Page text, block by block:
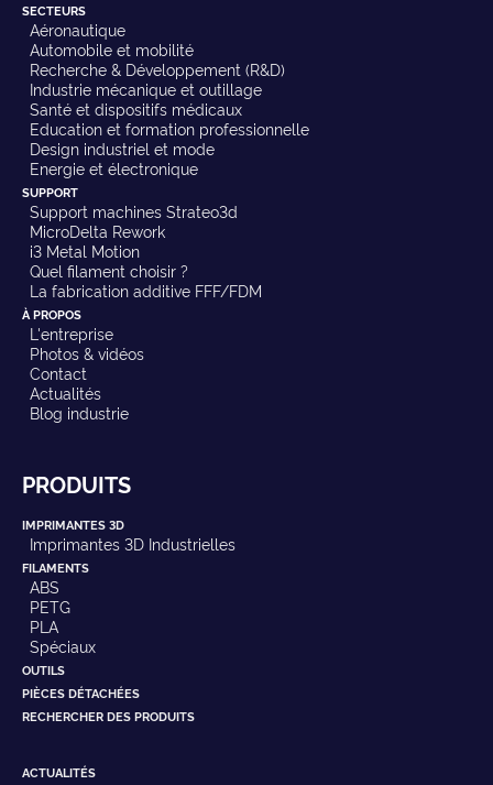
SECTEURS
Aéronautique
Automobile et mobilité
Recherche & Développement (R&D)
Industrie mécanique et outillage
Santé et dispositifs médicaux
Education et formation professionnelle
Design industriel et mode
Energie et électronique
SUPPORT
Support machines Strateo3d
MicroDelta Rework
i3 Metal Motion
Quel filament choisir ?
La fabrication additive FFF/FDM
À PROPOS
L'entreprise
Photos & vidéos
Contact
Actualités
Blog industrie
PRODUITS
IMPRIMANTES 3D
Imprimantes 3D Industrielles
FILAMENTS
ABS
PETG
PLA
Spéciaux
OUTILS
PIÈCES DÉTACHÉES
RECHERCHER DES PRODUITS
ACTUALITÉS